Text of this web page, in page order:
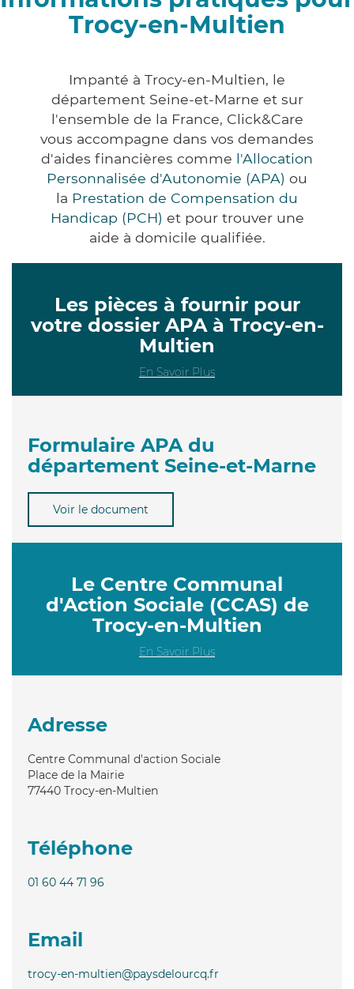
Trocy-en-Multien
Impanté à Trocy-en-Multien, le
département Seine-et-Marne et sur
l'ensemble de la France, Click&Care
vous accompagne dans vos demandes
d'aides financières comme l'Allocation
Personnalisée d'Autonomie (APA) ou
la Prestation de Compensation du
Handicap (PCH) et pour trouver une
aide à domicile qualifiée.
Les pièces à fournir pour
votre dossier APA à Trocy-en-
Multien
En Savoir Plus
Formulaire APA du
département Seine-et-Marne
Voir le document
Le Centre Communal
d'Action Sociale (CCAS) de
Trocy-en-Multien
En Savoir Plus
Adresse
Centre Communal d'action Sociale
Place de la Mairie
77440 Trocy-en-Multien
Téléphone
01 60 44 71 96
Email
trocy-en-multien@paysdelourcq.fr